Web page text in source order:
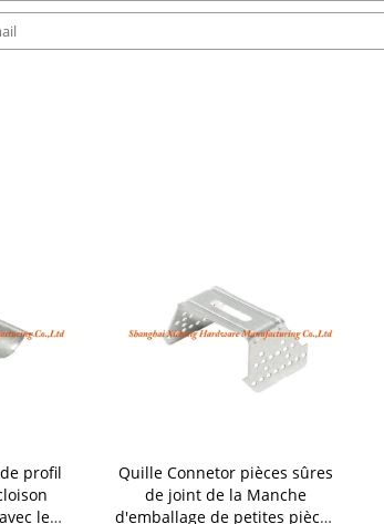
profil
le
Quille Connetor pièces sûres
de joint de la Manche
d'emballage de petites pièces